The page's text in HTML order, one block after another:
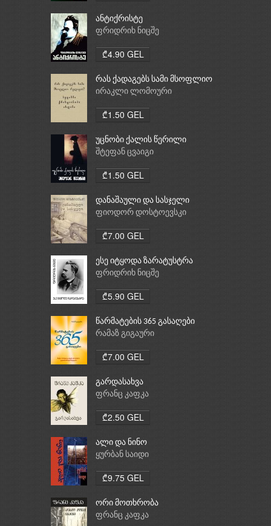
ანტიქრისტე
ფრიდრიხ ნიცშე
₾4.90 GEL
რას ქადაგებს სამი მსოფლიო
რელიგია: ბუდიზმი,
ირაკლი ლომოური
₾1.50 GEL
უცნობი ქალის წერილი
შტეფან ცვაიგი
₾1.50 GEL
დანაშაული და სასჯელი
ფიოდორ დოსტოევსკი
₾7.00 GEL
ესე იტყოდა ზარატუსტრა
ფრიდრიხ ნიცშე
₾5.90 GEL
წარმატების 365 გასაღები
რამაზ გიგაური
₾7.00 GEL
გარდასახვა
ფრანც კაფკა
₾2.50 GEL
ალი და ნინო
ყურბან საიდი
₾9.75 GEL
ორი მოთხრობა
ფრანც კაფკა